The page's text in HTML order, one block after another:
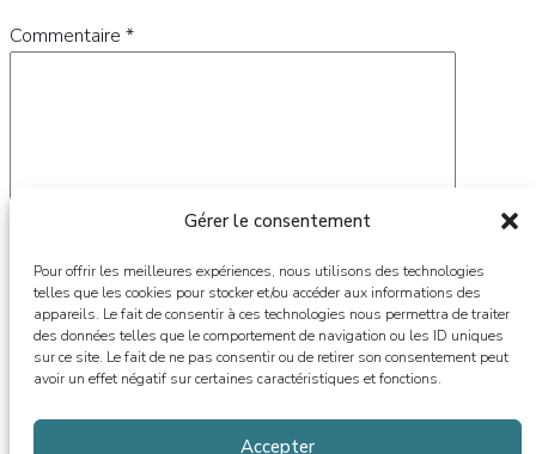
Gérer le consentement
Pour offrir les meilleures expériences, nous utilisons des technologies
telles que les cookies pour stocker et/ou accéder aux informations des
appareils. Le fait de consentir à ces technologies nous permettra de traiter
des données telles que le comportement de navigation ou les ID uniques
sur ce site. Le fait de ne pas consentir ou de retirer son consentement peut
avoir un effet négatif sur certaines caractéristiques et fonctions.
Accepter
Commentaire *
Nom*